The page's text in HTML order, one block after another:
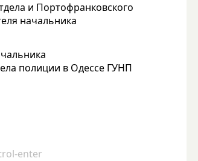
и Портофранковского
начальника
полиции в Одессе ГУНП
enter